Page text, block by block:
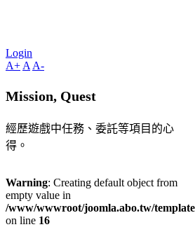
Login
A+ A A-
Mission, Quest
經歷遊戲中任務、委託等項目的心
得。
Warning: Creating default object from
empty value in
/www/wwwroot/joomla.abo.tw/
on line 16